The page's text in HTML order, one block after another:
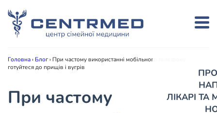
ЛІКАРІ
Головна› Блог› При частому використанні мобільного телефону
готуйтеся до прищів і вугрів
При частому